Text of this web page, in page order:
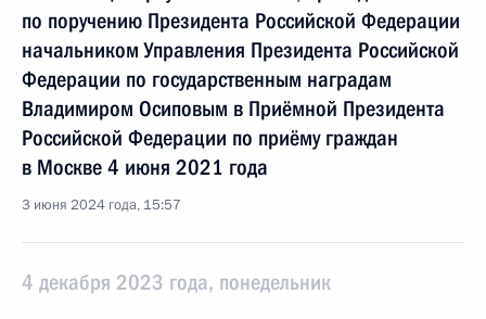
по поручению Президента Российской Федерации
начальником Управления Президента Российской
Федерации по государственным наградам
Владимиром Осиповым в Приёмной Президента
Российской Федерации по приёму граждан
в Москве 4 июня 2021 года
3 июня 2024 года, 15:57
4 декабря 2023 года, понедельник